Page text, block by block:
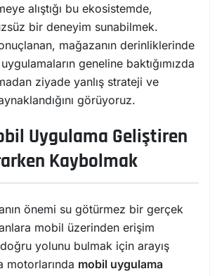
alıştığı bu ekosistemde,
bir deneyim sunabilmek.
mağazanın derinliklerinde
geneline baktığımızda
ziyade yanlış strateji ve
görüyoruz.
Uygulama Geliştiren
Kaybolmak
önemi su götürmez bir gerçek
mobil üzerinden erişim
yolunu bulmak için arayış
motorlarında mobil uygulama